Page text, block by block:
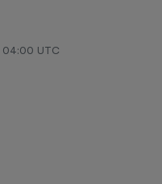
04:00 UTC